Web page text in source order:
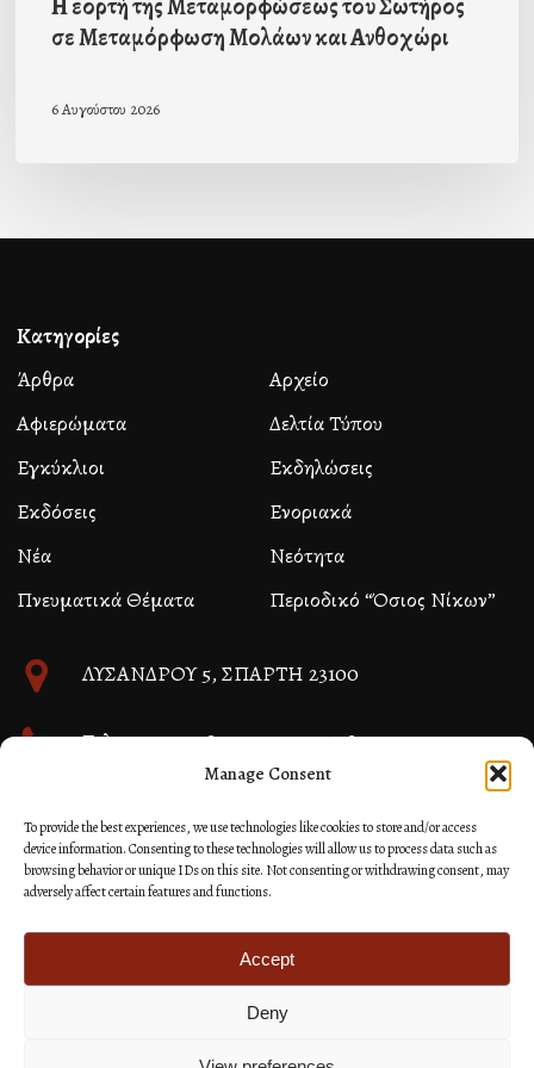
Manage Consent
To provide the best experiences, we use technologies like cookies to store and/or access
device information. Consenting to these technologies will allow us to process data such as
browsing behavior or unique IDs on this site. Not consenting or withdrawing consent, may
adversely affect certain features and functions.
Accept
Deny
σε Μεταμόρφωση Μολάων και Ανθοχώρι
6 Αυγούστου 2026
Κατηγορίες
Άρθρα
Αρχείο
Αφιερώματα
Δελτία Τύπου
Εγκύκλιοι
Εκδηλώσεις
Εκδόσεις
Ενοριακά
Νέα
Νεότητα
Πνευματικά Θέματα
Περιοδικό “Όσιος Νίκων”
ΛΥΣΑΝΔΡΟΥ 5, ΣΠΑΡΤΗ 23100
Τηλ. 27310 26580 και 27310 26581
Κατασκευή Ιστοσελίδων Site as you GO: Falcon από
Hellenic Technologies